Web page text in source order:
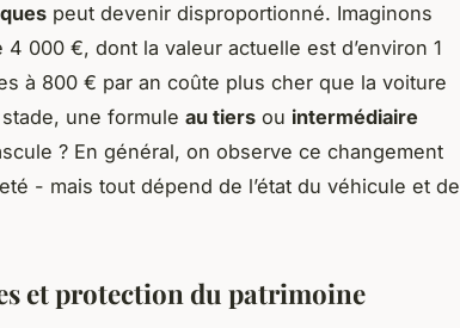
peut devenir disproportionné. Imaginons
000 €, dont la valeur actuelle est d’environ 1
à 800 € par an coûte plus cher que la voiture
une formule au tiers ou intermédiaire
? En général, on observe ce changement
- mais tout dépend de l’état du véhicule et de
et protection du patrimoine